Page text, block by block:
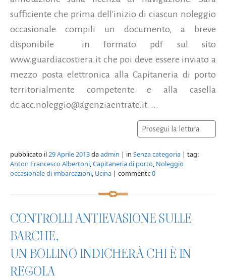
sufficiente che prima dell'inizio di ciascun noleggio
occasionale compili un documento, a breve
disponibile in formato pdf sul sito
www.guardiacostiera.it che poi deve essere inviato a
mezzo posta elettronica alla Capitaneria di porto
territorialmente competente e alla casella
dc.acc.noleggio@agenziaentrate.it. ...
Prosegui la lettura
pubblicato il29 Aprile 2013daadmin | in Senza categoria | tag:
Anton Francesco Albertoni,Capitaneria di porto, Noleggio
occasionale di imbarcazioni, Ucina | commenti:0
CONTROLLI ANTIEVASIONE SULLE
BARCHE,
UN BOLLINO INDICHERÀ CHI È IN
REGOLA